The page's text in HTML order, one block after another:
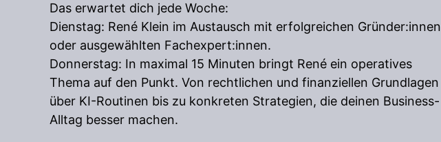
Das erwartet dich jede Woche:
Dienstag: René Klein im Austausch mit erfolgreichen Gründer:innen
oder ausgewählten Fachexpert:innen.
Donnerstag: In maximal 15 Minuten bringt René ein operatives
Thema auf den Punkt. Von rechtlichen und finanziellen Grundlagen
über KI-Routinen bis zu konkreten Strategien, die deinen Business-
Alltag besser machen.